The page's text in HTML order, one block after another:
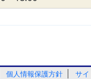
個人情報保護方針 サ